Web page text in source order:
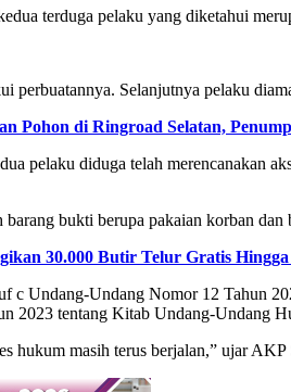
terduga pelaku yang diketahui
perbuatannya. Selanjutnya pelaku
Pohon di Ringroad Selatan,
pelaku diduga telah merencanakan
bukti berupa pakaian korban
30.000 Butir Telur Gratis
c Undang-Undang Nomor 12 Tahun
2023 tentang Kitab Undang-Undang
hukum masih terus berjalan,” ujar AKP